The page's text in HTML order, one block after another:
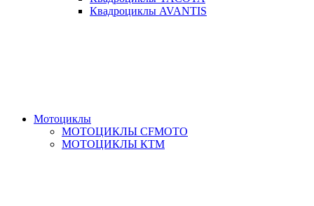
Квадроциклы AVANTIS
Мотоциклы
МОТОЦИКЛЫ CFMOTO
МОТОЦИКЛЫ КТМ